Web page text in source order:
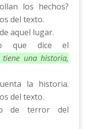
los hechos?
del texto.
aquel lugar.
que dice el
una historia,
la historia.
del texto.
de terror del